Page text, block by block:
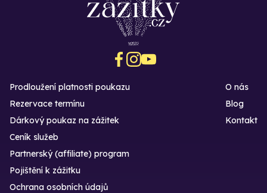
Prodloužení platnosti poukazu
Rezervace termínu
Dárkový poukaz na zážitek
O nás
Blog
Kontakt
Ceník služeb
Partnerský (affiliate) program
Pojištění k zážitku
Ochrana osobních údajů